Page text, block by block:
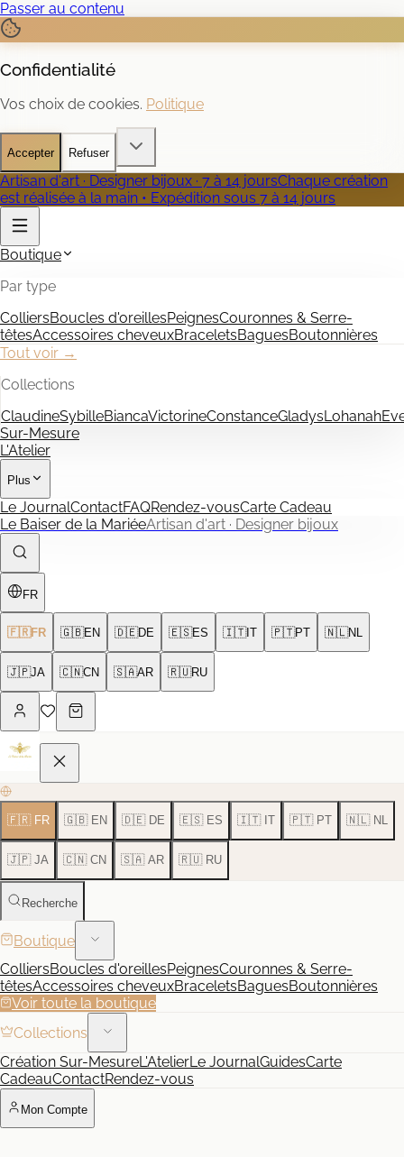
Passer au contenu
Confidentialité
Vos choix de cookies. Politique
Accepter Refuser
Artisan d'art · Designer bijoux · 7 à 14 joursChaque création
est réalisée à la main • Expédition sous 7 à 14 jours
Boutique
Par type
ColliersBoucles d'oreillesPeignesCouronnes & Serre-
têtesAccessoires cheveuxBraceletsBaguesBoutonnières
Tout voir →
Collections
ClaudineSybilleBiancaVictorineConstanceGladysLohanah
Sur-Mesure
L'Atelier
Plus
Le JournalContactFAQRendez-vousCarte Cadeau
Le Baiser de la MariéeArtisan d'art · Designer bijoux
FR
🇫🇷 FR 🇬🇧EN 🇩🇪DE 🇪🇸ES 🇮🇹IT 🇵🇹PT 🇳🇱NL
🇯🇵JA 🇨🇳CN 🇸🇦AR 🇷🇺RU
🇫🇷 FR 🇬🇧 EN 🇩🇪 DE 🇪🇸 ES 🇮🇹 IT 🇵🇹 PT 🇳🇱 NL
🇯🇵 JA 🇨🇳 CN 🇸🇦 AR 🇷🇺 RU
Recherche
Boutique
ColliersBoucles d'oreillesPeignesCouronnes & Serre-
têtesAccessoires cheveuxBraceletsBaguesBoutonnières
Voir toute la boutique
Collections
Création Sur-MesureL'AtelierLe JournalGuidesCarte
CadeauContactRendez-vous
Mon Compte